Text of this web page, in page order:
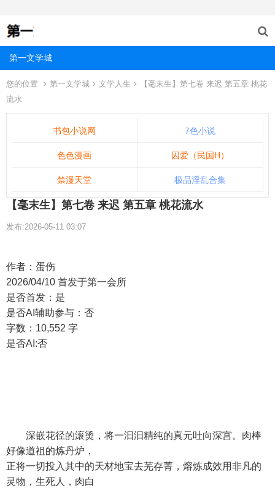
第一文学城
您的位置 第一文学城 文学人生
【毫末生】第七卷 来迟 第五章 桃花
流水
书包小说网 7色小说
色色漫画 囚爱（民国H）
禁漫天堂 极品淫乱合集
【毫末生】第七卷 来迟 第五章 桃花流水
发布:2026-05-11 03:07
作者：蛋伤
2026/04/10 首发于第一会所
是否首发：是
是否AI辅助参与：否
字数：10,552 字
是否AI:否
深嵌花径的滚烫，将一汩汩精纯的真元吐向深宫。肉棒
好像道祖的炼丹炉，
正将一切投入其中的天材地宝去芜存菁，熔炼成效用非凡的
灵物，生死人，肉白